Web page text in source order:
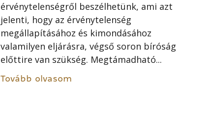
érvénytelenségről beszélhetünk, ami azt
jelenti, hogy az érvénytelenség
megállapításához és kimondásához
valamilyen eljárásra, végső soron bíróság
előttire van szükség. Megtámadható...
Tovább olvasom